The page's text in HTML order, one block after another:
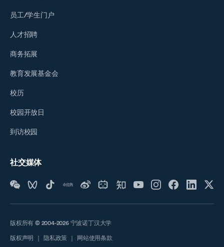
员工/学生门户
人才招聘
商务拓展
教育发展基金会
校历
校园开放日
到访校园
社交媒体
版权所有 © 2004-2026 宁波诺丁汉大学
版权声明 隐私政策 网站使用条款